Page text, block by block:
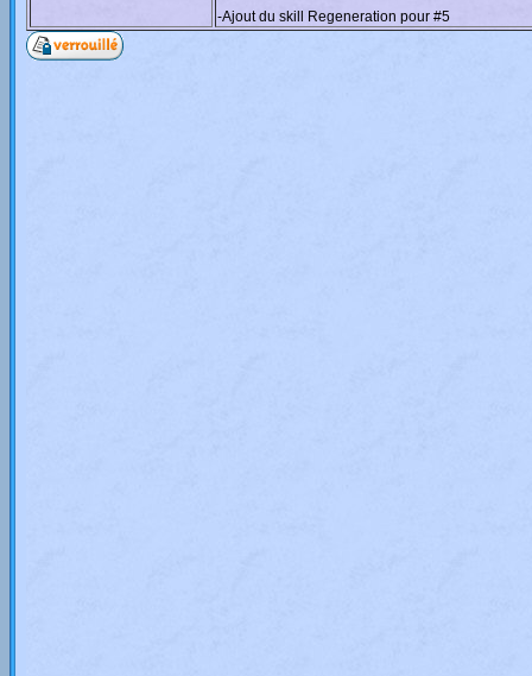
-Ajout du skill Regeneration pour #5